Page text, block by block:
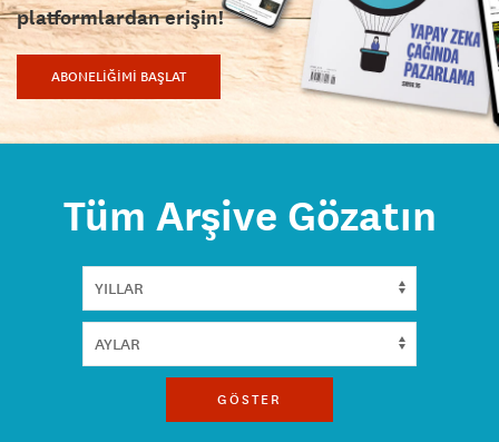
platformlardan erişin!
ABONELİĞİMİ BAŞLAT
Tüm Arşive Gözatın
GÖSTER